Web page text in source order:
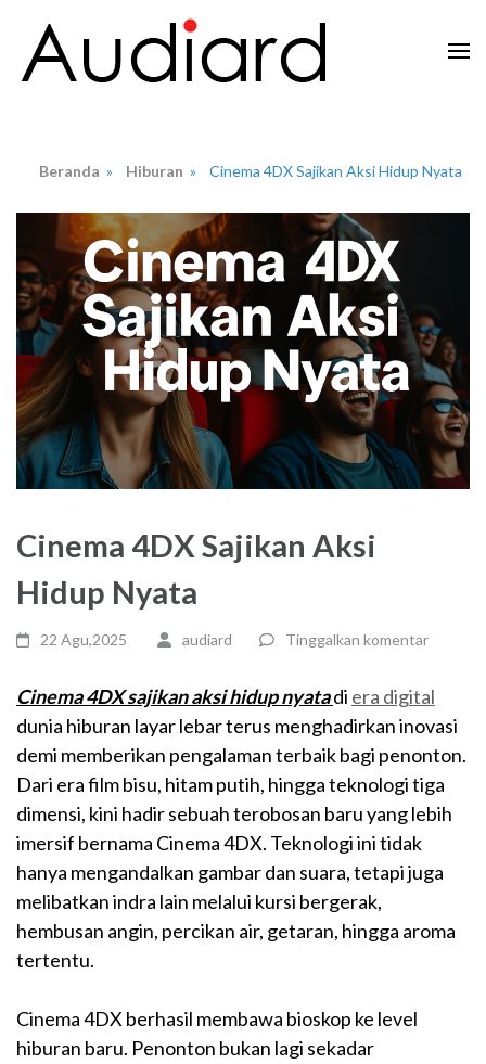
konten
Beranda » Hiburan » Cinema 4DX Sajikan Aksi Hidup Nyata
Cinema 4DX Sajikan Aksi
Hidup Nyata
22 Agu,2025 audiard Tinggalkan komentar
Cinema 4DX sajikan aksi hidup nyatadi era digital
dunia hiburan layar lebar terus menghadirkan inovasi
demi memberikan pengalaman terbaik bagi penonton.
Dari era film bisu, hitam putih, hingga teknologi tiga
dimensi, kini hadir sebuah terobosan baru yang lebih
imersif bernama Cinema 4DX. Teknologi ini tidak
hanya mengandalkan gambar dan suara, tetapi juga
melibatkan indra lain melalui kursi bergerak,
hembusan angin, percikan air, getaran, hingga aroma
tertentu.
Cinema 4DX berhasil membawa bioskop ke level
hiburan baru. Penonton bukan lagi sekadar